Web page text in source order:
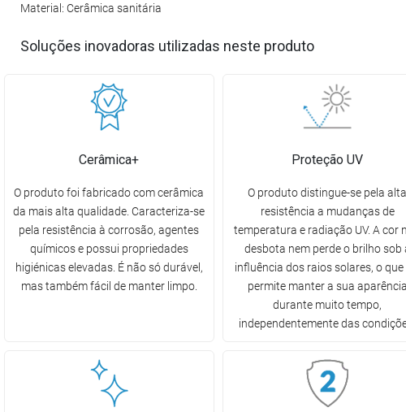
Material: Cerâmica sanitária
Soluções inovadoras utilizadas neste produto
Cerâmica+
O produto foi fabricado com cerâmica
da mais alta qualidade. Caracteriza-se
pela resistência à corrosão, agentes
químicos e possui propriedades
higiénicas elevadas. É não só durável,
mas também fácil de manter limpo.
Proteção UV
O produto distingue-se pela alta
resistência a mudanças de
temperatura e radiação UV. A cor
desbota nem perde o brilho sob
influência dos raios solares, o que
permite manter a sua aparência
durante muito tempo,
independentemente das